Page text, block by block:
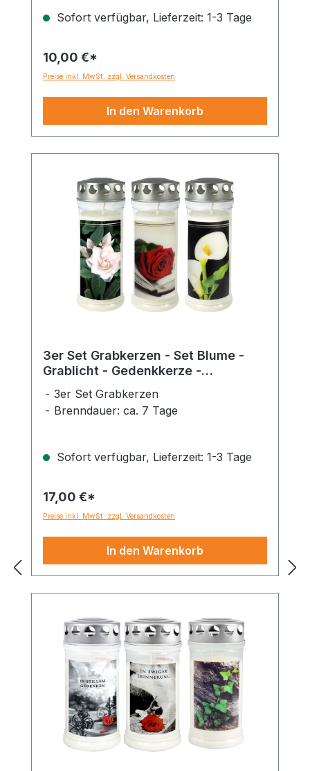
Sofort verfügbar, Lieferzeit: 1-3 Tage
10,00 €*
Preise inkl. MwSt. zzgl. Versandkosten
In den Warenkorb
3er Set Grabkerzen - Set Blume -
Grablicht - Gedenkkerze -
3er Set Grabkerzen
Brenndauer: ca. 7 Tage
Sofort verfügbar, Lieferzeit: 1-3 Tage
17,00 €*
Preise inkl. MwSt. zzgl. Versandkosten
In den Warenkorb